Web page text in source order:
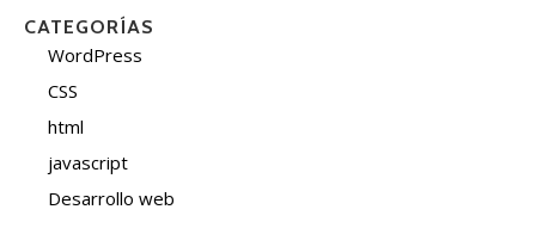
CATEGORÍAS
WordPress
CSS
html
javascript
Desarrollo web